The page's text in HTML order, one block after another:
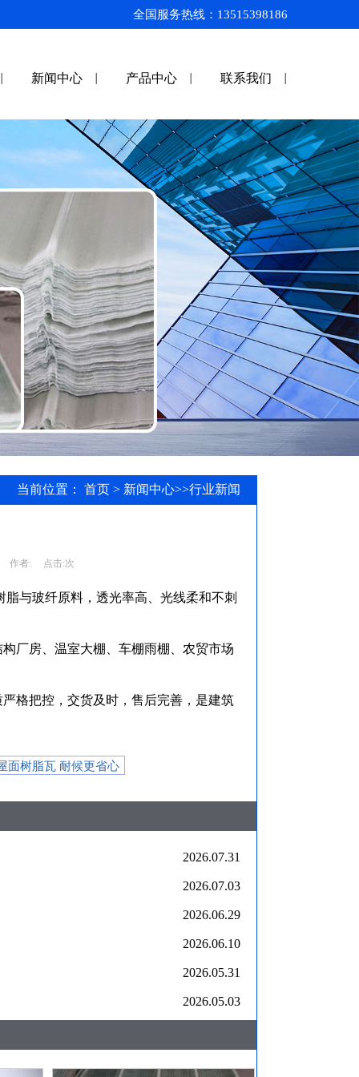
全国服务热线：13515398186
新闻中心 产品中心 联系我们
当前位置： 首页 > 新闻中心>>行业新闻
作者: 点击:次
与玻纤原料，透光率高、光线柔和不刺
厂房、温室大棚、车棚雨棚、农贸市场
格把控，交货及时，售后完善，是建筑
面树脂瓦 耐候更省心
2026.07.31
2026.07.03
2026.06.29
2026.06.10
2026.05.31
2026.05.03